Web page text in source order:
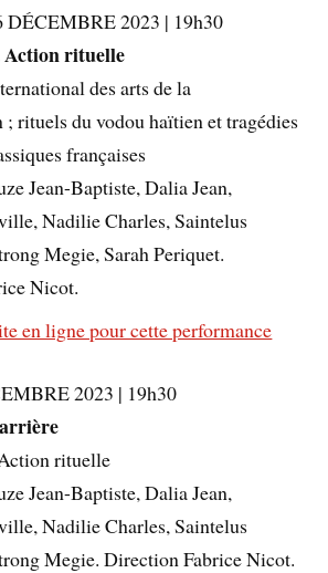
2023 | 19h30
Action rituelle
des arts de la
rituels du vodou haïtien et tragédies
françaises
Jean-Baptiste, Dalia Jean,
Nadilie Charles, Saintelus
Megie, Sarah Periquet.
Nicot.
en ligne pour cette performance
2023 | 19h30
rituelle
Jean-Baptiste, Dalia Jean,
Nadilie Charles, Saintelus
Megie. Direction Fabrice Nicot.